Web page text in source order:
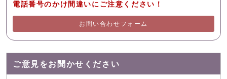
電話番号のかけ間違いにご注意ください！
お問い合わせフォーム
ご意見をお聞かせください